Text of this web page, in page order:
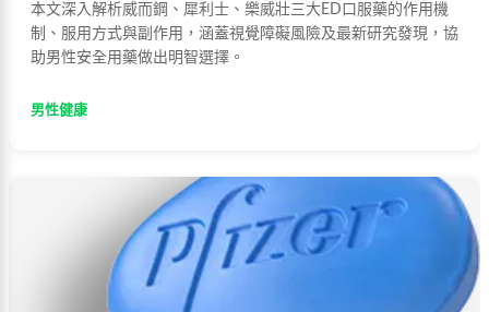
本文深入解析威而鋼、犀利士、樂威壯三大ED口服藥的作用機
制、服用方式與副作用，涵蓋視覺障礙風險及最新研究發現，協
助男性安全用藥做出明智選擇。
男性健康